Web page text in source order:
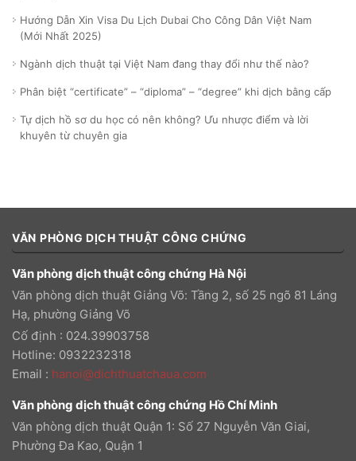
Hướng Dẫn Xin Visa Du Lịch Dubai Cho Công Dân Việt Nam
(Mới Nhất 2025)
Ngành dịch thuật tại Việt Nam đang thay đổi như thế nào?
Phân biệt “certificate” – “diploma” – “degree” khi dịch bằng cấp
Tự dịch hồ sơ du học có nên không? Ưu nhược điểm và lời
khuyên từ chuyên gia
VĂN PHÒNG DỊCH THUẬT CÔNG CHỨNG
Văn phòng dịch thuật công chứng Hà Nội
Văn phòng dịch thuật Giảng Võ: Tầng 2, số 25 ngõ 81 Láng
Hạ, phường Giảng Võ
Cố định : 024.39903758
Hotline: 0932232318
Email : hanoi@dichthuatchaua.com
Văn phòng dịch thuật công chứng Hồ Chí Minh
Văn phòng dịch thuật Quận 1: Số 27 Nguyễn Văn Giai,
Phường Đa Kao, Quận 1